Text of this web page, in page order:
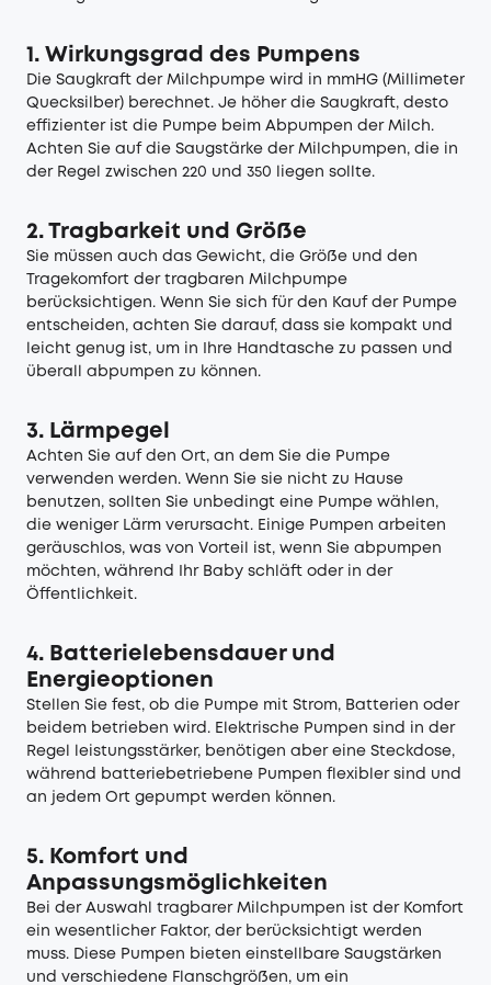
1. Wirkungsgrad des Pumpens
Die Saugkraft der Milchpumpe wird in mmHG (Millimeter
Quecksilber) berechnet. Je höher die Saugkraft, desto
effizienter ist die Pumpe beim Abpumpen der Milch.
Achten Sie auf die Saugstärke der Milchpumpen, die in
der Regel zwischen 220 und 350 liegen sollte.
2. Tragbarkeit und Größe
Sie müssen auch das Gewicht, die Größe und den
Tragekomfort der tragbaren Milchpumpe
berücksichtigen. Wenn Sie sich für den Kauf der Pumpe
entscheiden, achten Sie darauf, dass sie kompakt und
leicht genug ist, um in Ihre Handtasche zu passen und
überall abpumpen zu können.
3. Lärmpegel
Achten Sie auf den Ort, an dem Sie die Pumpe
verwenden werden. Wenn Sie sie nicht zu Hause
benutzen, sollten Sie unbedingt eine Pumpe wählen,
die weniger Lärm verursacht. Einige Pumpen arbeiten
geräuschlos, was von Vorteil ist, wenn Sie abpumpen
möchten, während Ihr Baby schläft oder in der
Öffentlichkeit.
4. Batterielebensdauer und
Energieoptionen
Stellen Sie fest, ob die Pumpe mit Strom, Batterien oder
beidem betrieben wird. Elektrische Pumpen sind in der
Regel leistungsstärker, benötigen aber eine Steckdose,
während batteriebetriebene Pumpen flexibler sind und
an jedem Ort gepumpt werden können.
5. Komfort und
Anpassungsmöglichkeiten
Bei der Auswahl tragbarer Milchpumpen ist der Komfort
ein wesentlicher Faktor, der berücksichtigt werden
muss. Diese Pumpen bieten einstellbare Saugstärken
und verschiedene Flanschgrößen, um ein